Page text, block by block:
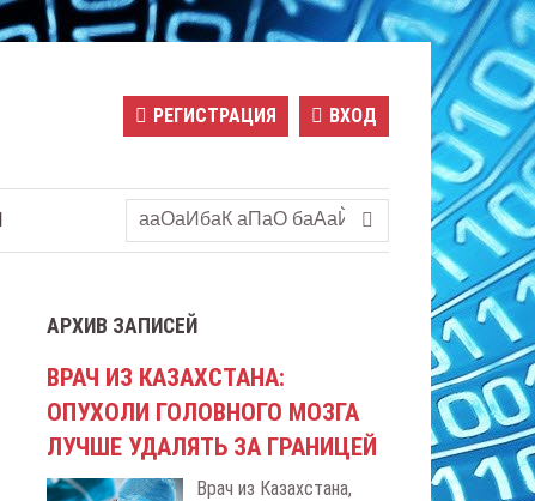
РЕГИСТРАЦИЯ ВХОД
АРХИВ ЗАПИСЕЙ
ВРАЧ ИЗ КАЗАХСТАНА:
ОПУХОЛИ ГОЛОВНОГО МОЗГА
ЛУЧШЕ УДАЛЯТЬ ЗА ГРАНИЦЕЙ
Врач из Казахстана,